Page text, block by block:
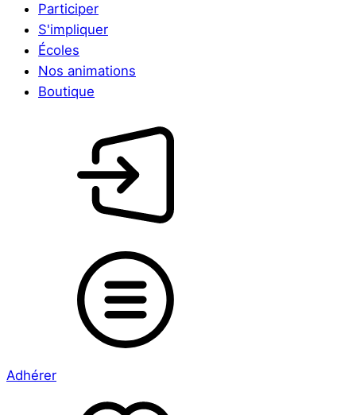
Participer
S'impliquer
Écoles
Nos animations
Boutique
Adhérer